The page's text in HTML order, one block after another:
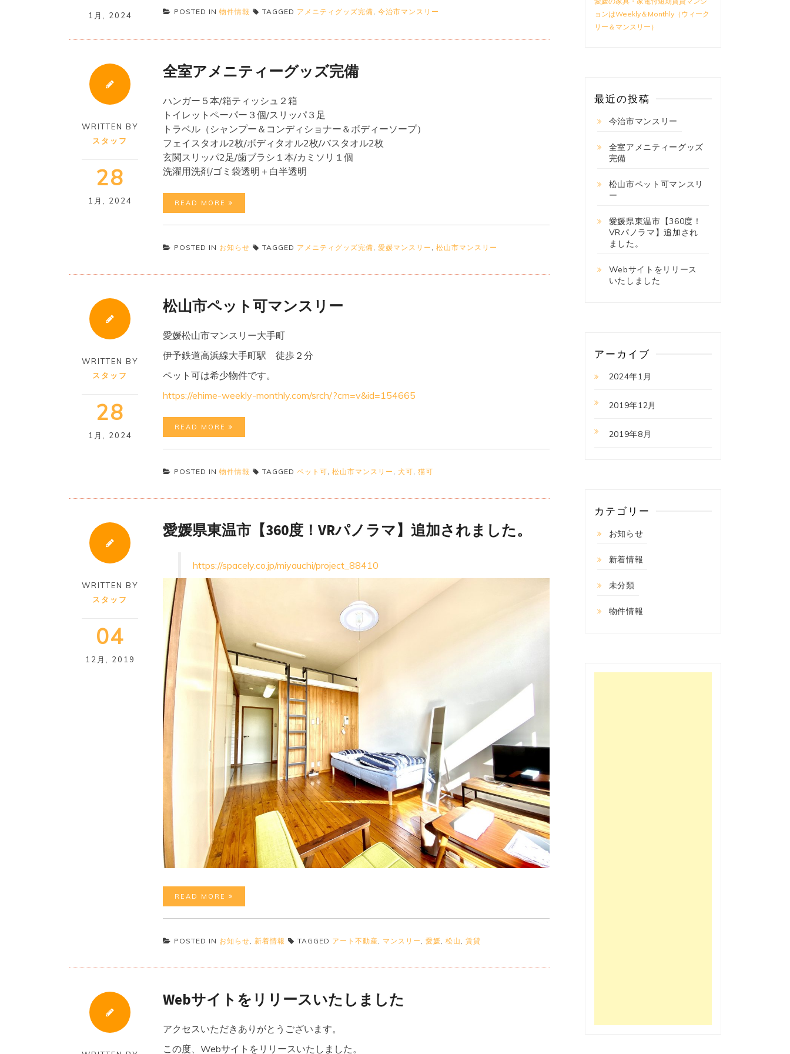
1月 2024 POSTED IN 物件情報 TAGGED アメニティグッズ完備, 今治市マンスリー
WRITTEN BY
スタッフ
28
1月 2024
全室アメニティーグッズ完備
ハンガー５本/箱ティッシュ２箱
トイレットペーパー３個/スリッパ３足
トラベル（シャンプー＆コンディショナー＆ボディーソープ）
フェイスタオル2枚/ボディタオル2枚/バスタオル2枚
玄関スリッパ2足/歯ブラシ１本/カミソリ１個
洗濯用洗剤/ゴミ袋透明＋白半透明
READ MORE
POSTED IN お知らせ TAGGED アメニティグッズ完備, 愛媛マンスリー , 松山市マンスリー
WRITTEN BY
スタッフ
28
1月 2024
松山市ペット可マンスリー
愛媛松山市マンスリー大手町
伊予鉄道高浜線大手町駅 徒歩２分
ペット可は希少物件です。
https://ehime-weekly-monthly.com/srch/?cm=v&id=154665
READ MORE
POSTED IN 物件情報 TAGGED ペット可, 松山市マンスリー , 犬可, 猫可
WRITTEN BY
スタッフ
04
12月 2019
愛媛県東温市【360度！VRパノラマ】追加されました。
https://spacely.co.jp/miyauchi/project_88410
READ MORE
POSTED IN お知らせ, 新着情報 TAGGED アート不動産, マンスリー , 愛媛, 松山 , 賃貸
Webサイトをリリースいたしました
アクセスいただきありがとうございます。
この度、Webサイトをリリースいたしました。
ョンはWeekly＆Monthly（ウィーク
リー＆マンスリー）
最近の投稿
今治市マンスリー
全室アメニティーグッズ
完備
松山市ペット可マンスリ
ー
愛媛県東温市【360度！
VRパノラマ】追加され
ました。
Webサイトをリリース
いたしました
アーカイブ
2024年1月
2019年12月
2019年8月
カテゴリー
お知らせ
新着情報
未分類
物件情報